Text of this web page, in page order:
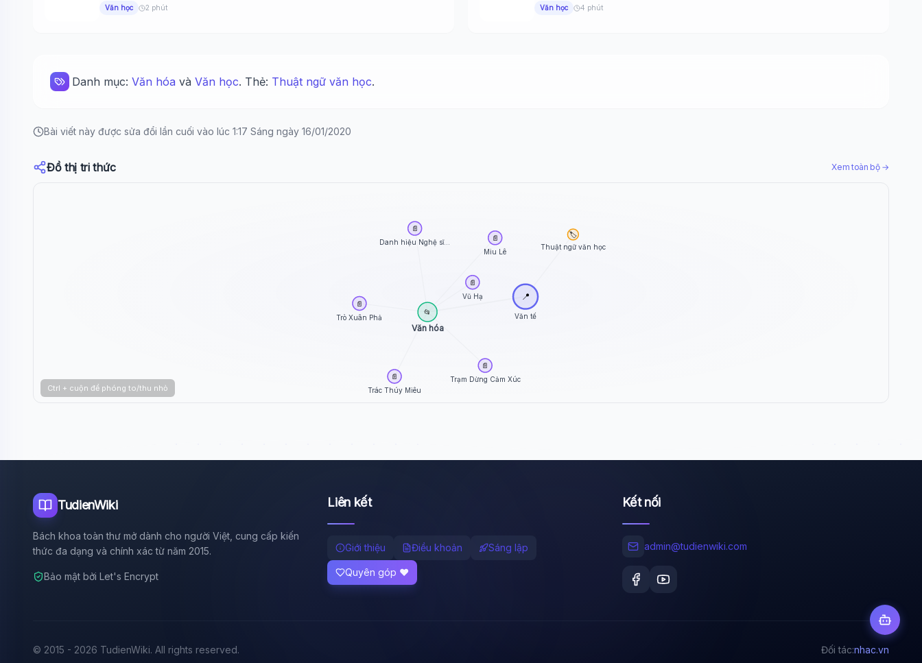
Văn học 2 phút Văn học 4 phút
Danh mục: Văn hóa và Văn học. Thẻ: Thuật ngữ văn học.
Bài viết này được sửa đổi lần cuối vào lúc 1:17 Sáng ngày 16/01/2020
Đồ thị tri thức Xem toàn bộ →
Văn tế
📍
Văn hóa
📂
Vũ Hạ
📄
Trạm Dừng Cảm Xúc
📄
Trò Xuân Phả
📄
Miu Lê
📄
Trác Thúy Miêu
📄
Danh hiệu Nghệ sĩ...
📄
Thuật ngữ văn học
🏷️
Ctrl + cuộn để phóng to/thu nhỏ
TudienWiki
Bách khoa toàn thư mở dành cho người Việt, cung cấp kiến
thức đa dạng và chính xác từ năm 2015.
Bảo mật bởi Let's Encrypt
Liên kết
Giới thiệu Điều khoản Sáng lập
Quyên góp ❤️
Kết nối
admin@tudienwiki.com
© 2015 - 2026 TudienWiki. All rights reserved. Đối tác:nhac.vn